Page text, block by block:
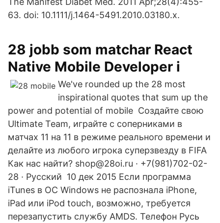
63. doi: 10.1111/j.1464-5491.2010.03180.x.
28 jobb som matchar React
Native Mobile Developer i
We've rounded up the 28 most
inspirational quotes that sum up the
power and potential of mobile Создайте свою
Ultimate Team, играйте с соперниками в
матчах 11 на 11 в режиме реального времени и
делайте из любого игрока суперзвезду в FIFA
Как нас найти? shop@28oi.ru · +7(981)702-02-
28 · Русский 10 дек 2015 Если программа
iTunes в ОС Windows не распознала iPhone,
iPad или iPod touch, возможно, требуется
перезапустить службу AMDS. Телефон Русь